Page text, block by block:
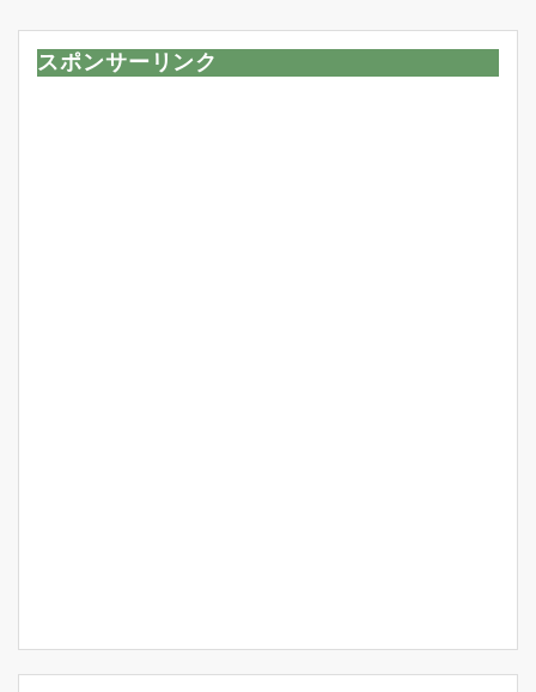
スポンサーリンク